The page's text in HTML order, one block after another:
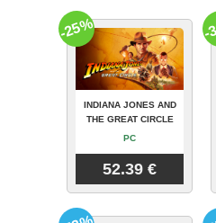
INDIANA JONES AND
THE GREAT CIRCLE
PC
52.39 €
-25% -